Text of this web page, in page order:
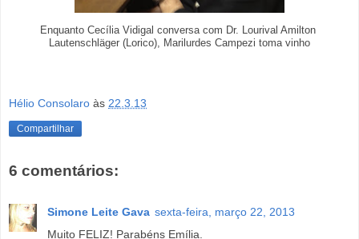
Enquanto Cecília Vidigal conversa com Dr. Lourival Amilton
Lautenschläger (Lorico), Marilurdes Campezi toma vinho
Hélio Consolaro às 22.3.13
Compartilhar
6 comentários:
Simone Leite Gava sexta-feira, março 22, 2013
Muito FELIZ! Parabéns Emília.